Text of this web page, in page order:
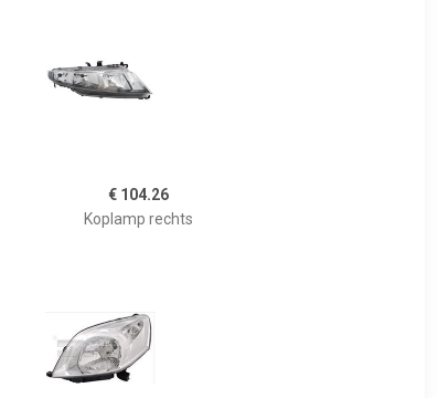
€ 104.26
Koplamp rechts